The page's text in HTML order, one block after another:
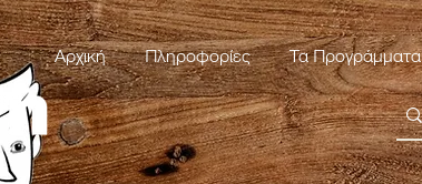
Αρχική Πληροφορίες Τα Προγράμματα